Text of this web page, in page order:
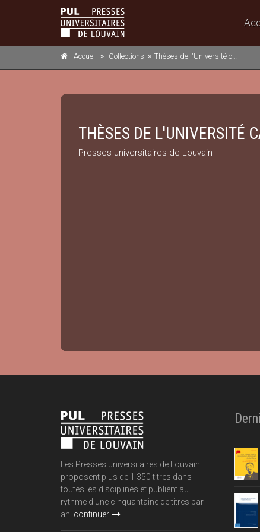
Accueil Collections Thèses de l'Université catholique de Louvain (UCL)
THÈSES DE L'UNIVERSITÉ
Presses universitaires de Louvain
Les Presses universitaires de Louvain
proposent plus de 1 350 titres dans
toutes les disciplines et publient au
rythme d'une cinquantaine de titres par
an. continuer